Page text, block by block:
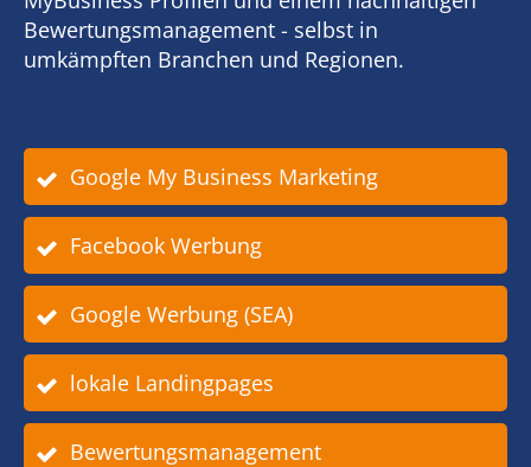
Bewertungsmanagement - selbst in
umkämpften Branchen und Regionen.
Google My Business Marketing
Facebook Werbung
Google Werbung (SEA)
lokale Landingpages
Bewertungsmanagement